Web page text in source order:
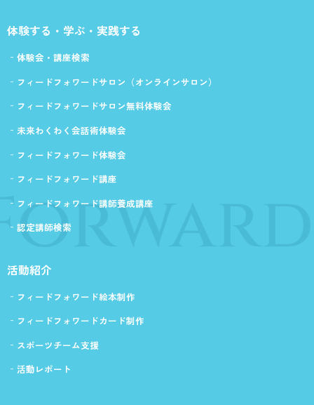
体験する・学ぶ・実践する
体験会・講座検索
フィードフォワードサロン（オンラインサロン）
フィードフォワードサロン無料体験会
未来わくわく会話術体験会
フィードフォワード体験会
フィードフォワード講座
フィードフォワード講師養成講座
認定講師検索
活動紹介
フィードフォワード絵本制作
フィードフォワードカード制作
スポーツチーム支援
活動レポート